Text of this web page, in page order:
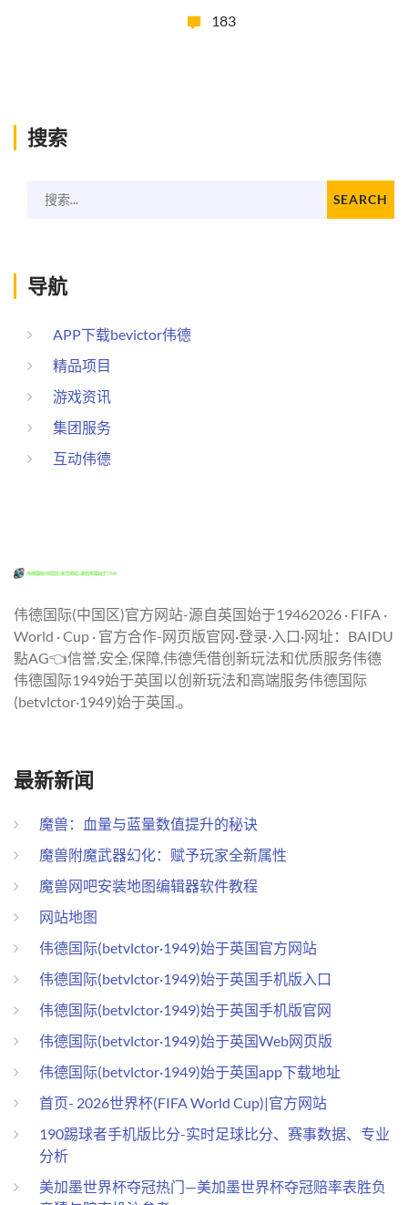
183
搜索
搜索... SEARCH
导航
APP下载bevictor伟德
精品项目
游戏资讯
集团服务
互动伟德
伟德国际(中国区)官方网站-源自英国始于19462026 · FIFA ·
World · Cup · 官方合作-网页版官网·登录·入口·网址：BAIDU
點AG👈信誉,安全,保障,伟德凭借创新玩法和优质服务伟德
伟德国际1949始于英国以创新玩法和高端服务伟德国际
(betvlctor·1949)始于英国.。
最新新闻
魔兽：血量与蓝量数值提升的秘诀
魔兽附魔武器幻化：赋予玩家全新属性
魔兽网吧安装地图编辑器软件教程
网站地图
伟德国际(betvlctor·1949)始于英国官方网站
伟德国际(betvlctor·1949)始于英国手机版入口
伟德国际(betvlctor·1949)始于英国手机版官网
伟德国际(betvlctor·1949)始于英国Web网页版
伟德国际(betvlctor·1949)始于英国app下载地址
首页- 2026世界杯(FIFA World Cup)|官方网站
190踢球者手机版比分-实时足球比分、赛事数据、专业
分析
美加墨世界杯夺冠热门—美加墨世界杯夺冠赔率表胜负